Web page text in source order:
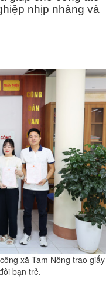
nhịp nhàng và
xã Tam Nông trao giấy
bạn trẻ.